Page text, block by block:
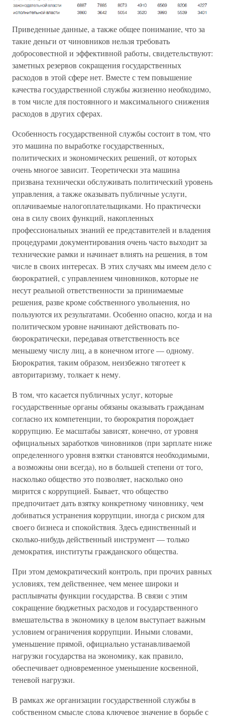
Приведенные данные, а также общее понимание, что за
такие деньги от чиновников нельзя требовать
добросовестной и эффективной работы, свидетельствуют:
заметных резервов сокращения государственных
расходов в этой сфере нет. Вместе с тем повышение
качества государственной службы жизненно необходимо,
в том числе для постоянного и максимального снижения
расходов в других сферах.
Особенность государственной службы состоит в том, что
это машина по выработке государственных,
политических и экономических решений, от которых
очень многое зависит. Теоретически эта машина
призвана технически обслуживать политический уровень
управления, а также оказывать публичные услуги,
оплачиваемые налогоплательщиками. Но практически
она в силу своих функций, накопленных
профессиональных знаний ее представителей и владения
процедурами документирования очень часто выходит за
технические рамки и начинает влиять на решения, в том
числе в своих интересах. В этих случаях мы имеем дело с
бюрократией, с управлением чиновников, которые не
несут реальной ответственности за принимаемые
решения, разве кроме собственного увольнения, но
пользуются их результатами. Особенно опасно, когда и на
политическом уровне начинают действовать по-
бюрократически, передавая ответственность все
меньшему числу лиц, а в конечном итоге — одному.
Бюрократия, таким образом, неизбежно тяготеет к
авторитаризму, толкает к нему.
В том, что касается публичных услуг, которые
государственные органы обязаны оказывать гражданам
согласно их компетенции, то бюрократия порождает
коррупцию. Ее масштабы зависят, конечно, от уровня
официальных заработков чиновников (при зарплате ниже
определенного уровня взятки становятся необходимыми,
а возможны они всегда), но в большей степени от того,
насколько общество это позволяет, насколько оно
мирится с коррупцией. Бывает, что общество
предпочитает дать взятку конкретному чиновнику, чем
добиваться устранения коррупции, иногда с риском для
своего бизнеса и спокойствия. Здесь единственный и
сколько-нибудь действенный инструмент — только
демократия, институты гражданского общества.
При этом демократический контроль, при прочих равных
условиях, тем действеннее, чем менее широки и
расплывчаты функции государства. В связи с этим
сокращение бюджетных расходов и государственного
вмешательства в экономику в целом выступает важным
условием ограничения коррупции. Иными словами,
уменьшение прямой, официально устанавливаемой
нагрузки государства на экономику, как правило,
обеспечивает одновременное уменьшение косвенной,
теневой нагрузки.
В рамках же организации государственной службы в
собственном смысле слова ключевое значение в борьбе с